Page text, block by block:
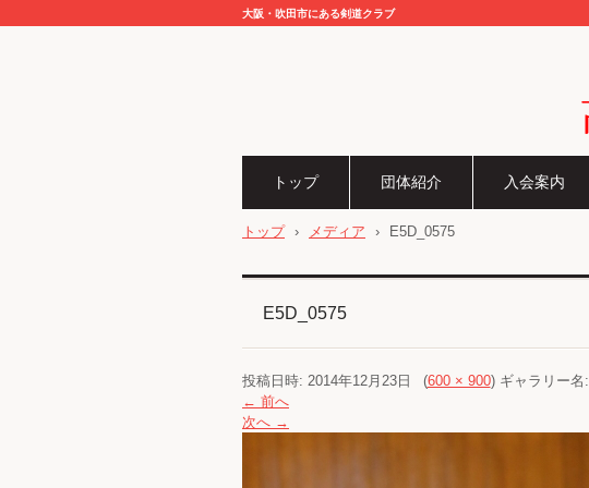
大阪・吹田市にある剣道クラブ
トップ 団体紹介 入会案内
トップ › メディア › E5D_0575
E5D_0575
投稿日時: 2014年12月23日 (600 × 900) ギャラリー名:
← 前へ
次へ →